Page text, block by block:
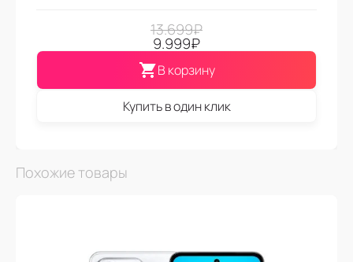
13.699₽
9.999₽
В корзину
Купить в один клик
Похожие товары